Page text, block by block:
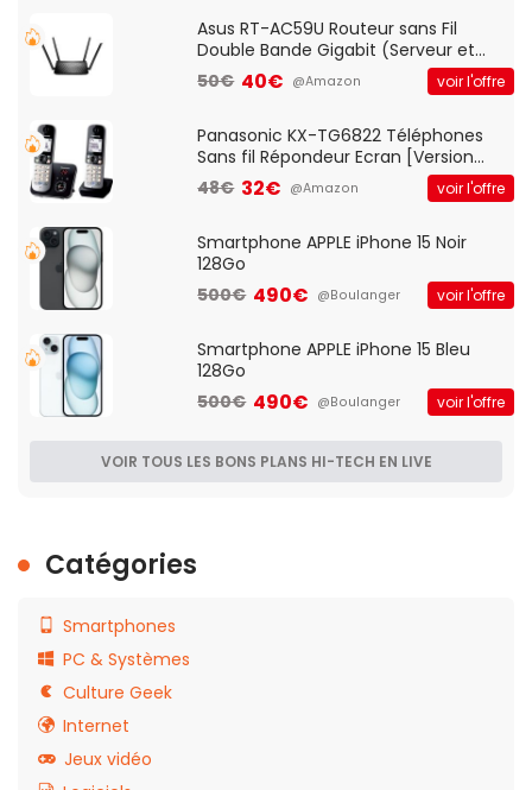
Asus RT-AC59U Routeur sans Fil
Double Bande Gigabit (Serveur et
Client VPN, Triple Vlan, Mode Point
d'accès et Bridge, contrôle Parental,
50€ 40€ @Amazon voir l'offre
Panasonic KX-TG6822 Téléphones
Sans fil Répondeur Ecran [Version
Française]
48€ 32€ @Amazon voir l'offre
Smartphone APPLE iPhone 15 Noir
128Go
500€ 490€ @Boulanger voir l'offre
Smartphone APPLE iPhone 15 Bleu
128Go
500€ 490€ @Boulanger voir l'offre
VOIR TOUS LES BONS PLANS HI-TECH EN LIVE
Catégories
Smartphones
PC & Systèmes
Culture Geek
Internet
Jeux vidéo